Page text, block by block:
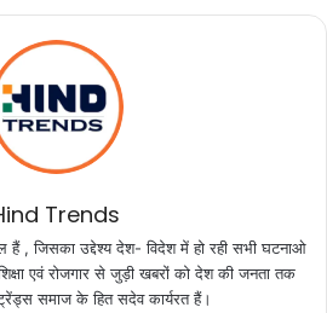
Trends
हैं , जिसका उद्देश्य देश- विदेश में हो रही सभी घटनाओ
एवं रोजगार से जुड़ी खबरों को देश की जनता तक
समाज के हित सदेव कार्यरत हैं।